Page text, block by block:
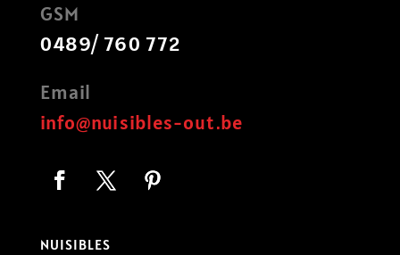
GSM
0489/ 760 772
Email
info@nuisibles-out.be
NUISIBLES